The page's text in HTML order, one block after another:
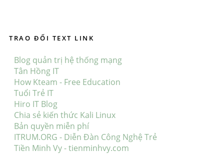
TRAO ĐỔI TEXT LINK
Blog quản trị hệ thống mạng
Tân Hồng IT
How Kteam - Free Education
Tuổi Trẻ IT
Hiro IT Blog
Chia sẻ kiến thức Kali Linux
Bản quyền miễn phí
ITRUM.ORG - Diễn Đàn Công Nghệ Trẻ
Tiền Minh Vy - tienminhvy.com